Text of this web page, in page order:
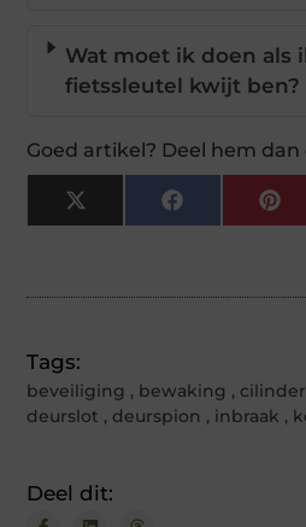
Wat moet ik doen als
fietssleutel kwijt ben?
Goed artikel? Deel hem dan
X
(Twitter)
Facebook
Tags:
beveiliging , bewaking ,
deurslot , deurspion , inbraak ,
Deel dit: